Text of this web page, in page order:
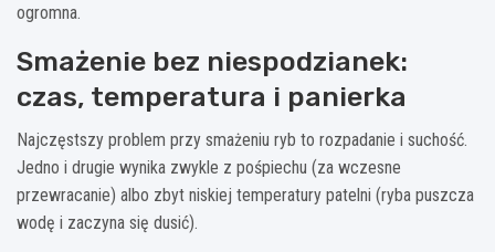
ogromna.
Smażenie bez niespodzianek:
czas, temperatura i panierka
Najczęstszy problem przy smażeniu ryb to rozpadanie i suchość.
Jedno i drugie wynika zwykle z pośpiechu (za wczesne
przewracanie) albo zbyt niskiej temperatury patelni (ryba puszcza
wodę i zaczyna się dusić).